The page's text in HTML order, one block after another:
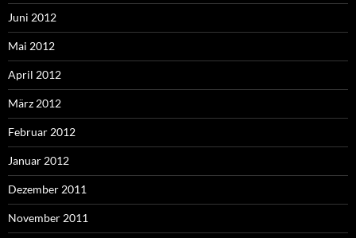
Juni 2012
Mai 2012
April 2012
März 2012
Februar 2012
Januar 2012
Dezember 2011
November 2011